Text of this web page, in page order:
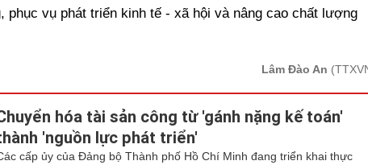
phục vụ phát triển kinh tế - xã hội và nâng cao chất lượng
Lâm Đào An
hóa tài sản công từ 'gánh nặng kế toán'
'nguồn lực phát triển'
cấp ủy của Đảng bộ Thành phố Hồ Chí Minh đang triển khai thực